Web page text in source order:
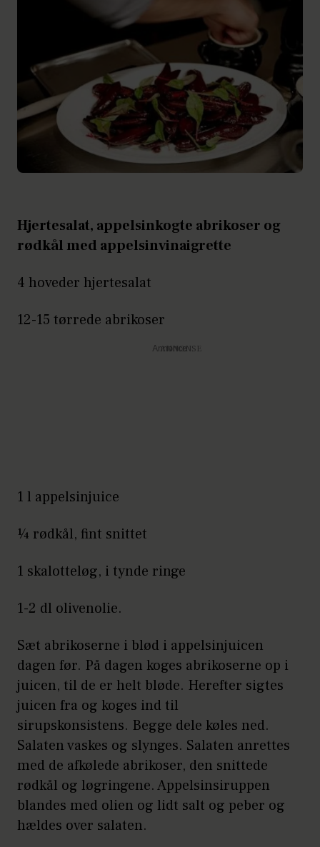
Hjertesalat, appelsinkogte abrikoser og
rødkål med appelsinvinaigrette
4 hoveder hjertesalat
12-15 tørrede abrikoser
Annonce
1 l appelsinjuice
¼ rødkål, fint snittet
1 skalotteløg, i tynde ringe
1-2 dl olivenolie.
Sæt abrikoserne i blød i appelsinjuicen
dagen før. På dagen koges abrikoserne op i
juicen, til de er helt bløde. Herefter sigtes
juicen fra og koges ind til
sirupskonsistens. Begge dele køles ned.
Salaten vaskes og slynges. Salaten anrettes
med de afkølede abrikoser, den snittede
rødkål og løgringene. Appelsinsiruppen
blandes med olien og lidt salt og peber og
hældes over salaten.